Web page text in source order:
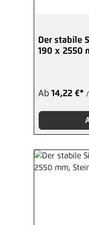
Der stabile
190 x 2550
Ab 14,22 €*